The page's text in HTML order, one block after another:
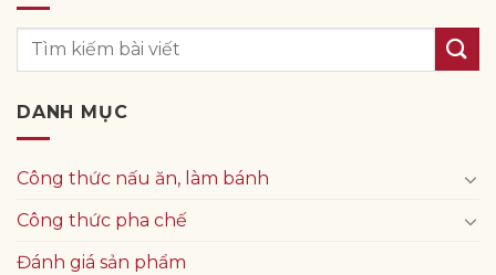
DANH MỤC
Công thức nấu ăn, làm bánh
Công thức pha chế
Đánh giá sản phẩm